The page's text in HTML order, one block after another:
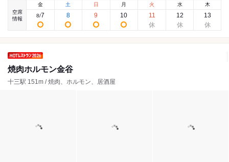
空席
情報
金
8/7
土
8
日
9
月
10
火
11
水
12
木
13
焼肉ホルモン金谷
十三駅 151m / 焼肉、ホルモン、居酒屋